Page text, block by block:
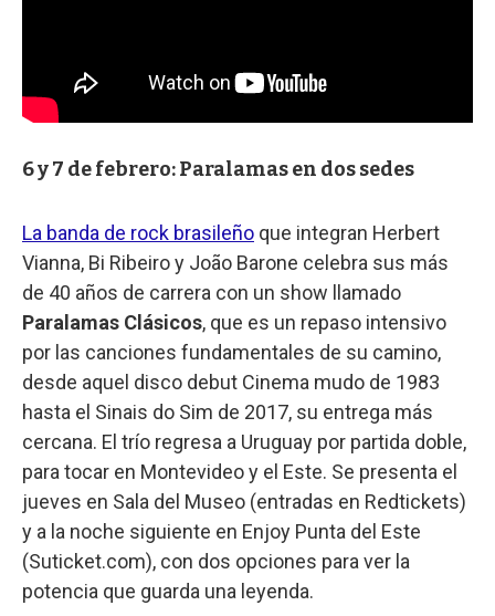
6 y 7 de febrero: Paralamas en dos sedes
La banda de rock brasileño que integran Herbert
Vianna, Bi Ribeiro y João Barone celebra sus más
de 40 años de carrera con un show llamado
Paralamas Clásicos, que es un repaso intensivo
por las canciones fundamentales de su camino,
desde aquel disco debut Cinema mudo de 1983
hasta el Sinais do Sim de 2017, su entrega más
cercana. El trío regresa a Uruguay por partida doble,
para tocar en Montevideo y el Este. Se presenta el
jueves en Sala del Museo (entradas en Redtickets)
y a la noche siguiente en Enjoy Punta del Este
(Suticket.com), con dos opciones para ver la
potencia que guarda una leyenda.